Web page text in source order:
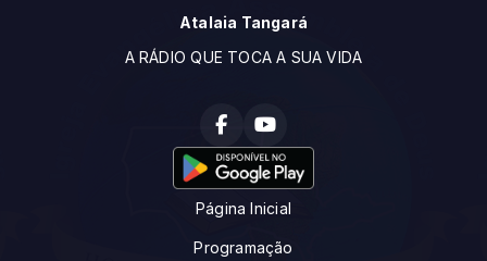
Atalaia Tangará
A RÁDIO QUE TOCA A SUA VIDA
Página Inicial
Programação